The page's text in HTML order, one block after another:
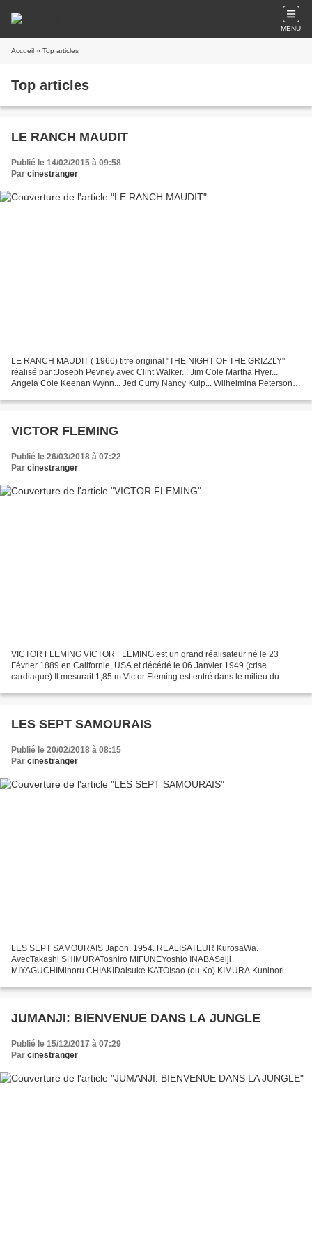
MENU
Accueil » Top articles
Top articles
LE RANCH MAUDIT
Publié le 14/02/2015 à 09:58
Par cinestranger
LE RANCH MAUDIT ( 1966) titre original "THE NIGHT OF THE GRIZZLY"
réalisé par :Joseph Pevney avec Clint Walker... Jim Cole Martha Hyer...
Angela Cole Keenan Wynn... Jed Curry Nancy Kulp... Wilhelmina Peterson
VICTOR FLEMING
Publié le 26/03/2018 à 07:22
Par cinestranger
VICTOR FLEMING VICTOR FLEMING est un grand réalisateur né le 23
Février 1889 en Californie, USA et décédé le 06 Janvier 1949 (crise
cardiaque) Il mesurait 1,85 m Victor Fleming est entré dans le milieu du
LES SEPT SAMOURAIS
Publié le 20/02/2018 à 08:15
Par cinestranger
LES SEPT SAMOURAIS Japon. 1954. REALISATEUR KurosaWa.
AvecTakashi SHIMURAToshiro MIFUNEYoshio INABASeiji
MIYAGUCHIMinoru CHIAKIDaisuke KATOIsao (ou Ko) KIMURA Kuninori
sont de différentes...
JUMANJI: BIENVENUE DANS LA JUNGLE
Publié le 15/12/2017 à 07:29
Par cinestranger